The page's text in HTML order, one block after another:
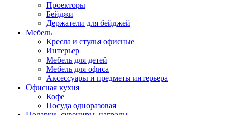
Проекторы
Бейджи
Держатели для бейджей
Мебель
Кресла и стулья офисные
Интерьер
Мебель для детей
Мебель для офиса
Аксессуары и предметы интерьера
Офисная кухня
Кофе
Посуда одноразовая